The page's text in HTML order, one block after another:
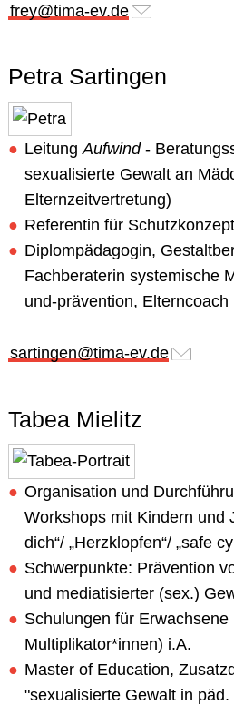
frey@tima-ev.de
Petra Sartingen
LeitungAufwind-
sexualisierte Gewalt an
Elternzeitvertretung)
Referentin für
Diplompädagogin,
Fachberaterin systemische
und-prävention, Elterncoach
sartingen@tima-ev.de
Tabea Mielitz
Organisation und
Workshops mit Kindern und
dich“/ „Herzklopfen“/ „safe
Schwerpunkte: Prävention
und mediatisierter (sex.)
Schulungen für
Multiplikator*innen) i.A.
Master of Education,
"sexualisierte Gewalt in